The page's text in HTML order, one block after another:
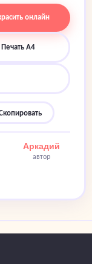
онлайн
A4
Аркадий
автор